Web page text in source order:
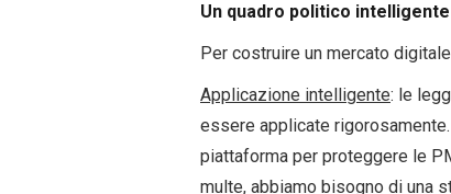
Un quadro politico intelligente
Per costruire un mercato
Applicazione intelligente: le
essere applicate
piattaforma per proteggere le
multe, abbiamo bisogno di una